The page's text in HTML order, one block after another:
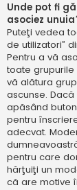
Unde pot fi
asociez
Puteţi vedea
de utilizatori”
Pentru a vă
toate grupurile
vă alătura
ascunse.
apăsând
pentru
adecvat.
pentru care
hărţuiţi un
că are motive